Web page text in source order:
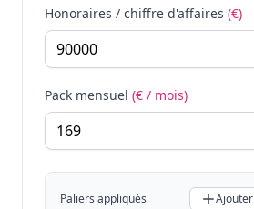
Honoraires / chiffre d'affaires (€)
Pack mensuel (€ / mois)
Paliers appliqués Ajouter